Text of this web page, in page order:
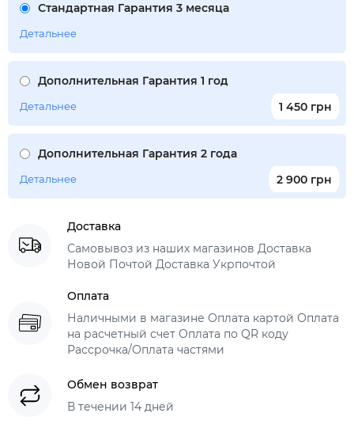
Стандартная Гарантия 3 месяца
Детальнее
Дополнительная Гарантия 1 год
1 450 грн
Детальнее
Дополнительная Гарантия 2 года
2 900 грн
Детальнее
Доставка
Самовывоз из наших магазинов Доставка
Новой Почтой Доставка Укрпочтой
Оплата
Наличными в магазине Оплата картой Оплата
на расчетный счет Оплата по QR коду
Рассрочка/Оплата частями
Обмен возврат
В течении 14 дней